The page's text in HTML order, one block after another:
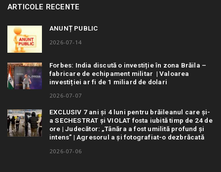
ARTICOLE RECENTE
ANUNȚ PUBLIC
2026-07-14
Forbes: India discută o investiție în zona Brăila –
fabricare de echipament militar | Valoarea
investiției ar fi de 1 miliard de dolari
2026-07-07
EXCLUSIV 7 ani și 4 luni pentru brăileanul care și-
a SECHESTRAT și VIOLAT fosta iubită timp de 24 de
ore | Judecător: „Tânăra a fost umilită profund și
intens” | Agresorul a și fotografiat-o dezbrăcată
2026-07-06